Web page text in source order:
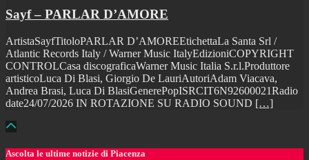
Sayf – PARLAR D’AMORE
ArtistaSayfTitoloPARLAR D’AMOREEtichettaLa Santa Srl /
Atlantic Records Italy / Warner Music ItalyEdizioniCOPYRIGHT
CONTROLCasa discograficaWarner Music Italia S.r.l.Produttore
artisticoLuca Di Blasi, Giorgio De LauriAutoriAdam Viacava,
Andrea Brasi, Luca Di BlasiGenerePopISRCIT6N92600021Radio
date24/07/2026 IN ROTAZIONE SU RADIO SOUND […]
Ascolta le ultime notizie di Piacenza